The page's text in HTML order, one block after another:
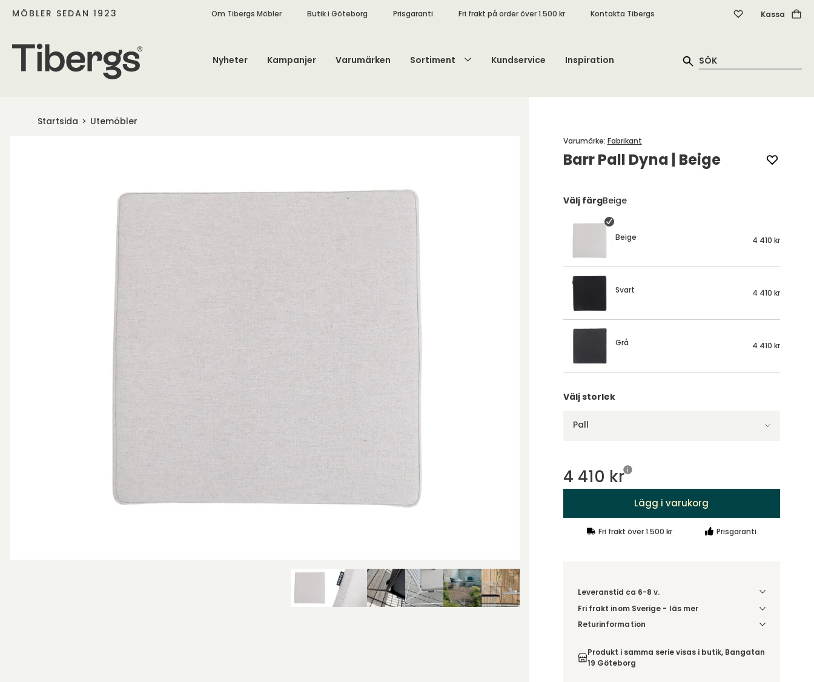
MÖBLER SEDAN 1923 Om Tibergs Möbler Butik i Göteborg Prisgaranti Fri frakt på order över 1.500 kr Kontakta Tibergs Kassa
Nyheter Kampanjer Varumärken Sortiment Kundservice Inspiration
Startsida Utemöbler
Barr Pall Dyna | Beige
Varumärke: Fabrikant
Välj färgBeige
Beige 4 410 kr
Svart 4 410 kr
Grå 4 410 kr
Välj storlek
Pall
4 410 kr
Lägg i varukorg
Fri frakt över 1.500 kr Prisgaranti
Leveranstid ca 6-8 v.
Fri frakt inom Sverige - läs mer
Denna vara skickas till ett ombud. Du väljer själv i
finns att hämta. Beställs varan ihop med andra
produkter skickas hela ordern tillsammans med
Returinformation
omfattas därför inte av ångerrätten.
Produkt i samma serie visas i butik, Bangatan
19 Göteborg